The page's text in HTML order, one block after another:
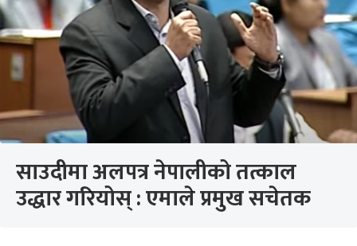
साउदीमा अलपत्र नेपालीको तत्काल
उद्धार गरियोस् : एमाले प्रमुख सचेतक